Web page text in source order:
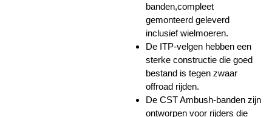
banden,compleet
gemonteerd geleverd
inclusief wielmoeren.
De ITP-velgen hebben een
sterke constructie die goed
bestand is tegen zwaar
offroad rijden.
De CST Ambush-banden zijn
ontworpen voor rijders die